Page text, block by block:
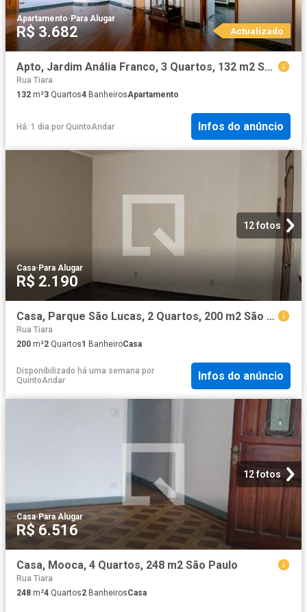
Apartamento· Para Alugar
R$ 3.682 Actualizado
Apto, Jardim Anália Franco, 3 Quartos, 132 m2 São Paulo
Rua Tiara
132 m²3 Quartos4 BanheirosApartamento
Há: 1 dia por QuintoAndar Infos do anúncio
12 fotos
Casa·Para Alugar
R$ 2.190
Casa, Parque São Lucas, 2 Quartos, 200 m2 São Paulo
Rua Tiara
200 m²2 Quartos1 BanheiroCasa
Disponibilizado há uma semana por
QuintoAndar
Infos do anúncio
12 fotos
Casa·Para Alugar
R$ 6.516
Casa, Mooca, 4 Quartos, 248 m2 São Paulo
Rua Tiara
248 m²4 Quartos2 BanheirosCasa